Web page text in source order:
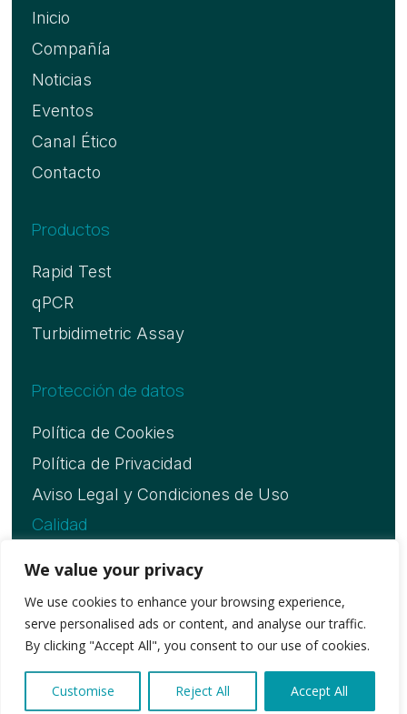
We value your privacy
We use cookies to enhance your browsing experience,
serve personalised ads or content, and analyse our traffic.
By clicking "Accept All", you consent to our use of cookies.
Customise Reject All Accept All
Inicio
Compañía
Noticias
Eventos
Canal Ético
Contacto
Productos
Rapid Test
qPCR
Turbidimetric Assay
Protección de datos
Política de Cookies
Política de Privacidad
Aviso Legal y Condiciones de Uso
Calidad
Certificado ISO 13485
Copyright © 2026. Vitassay Healthcare, S.L.U